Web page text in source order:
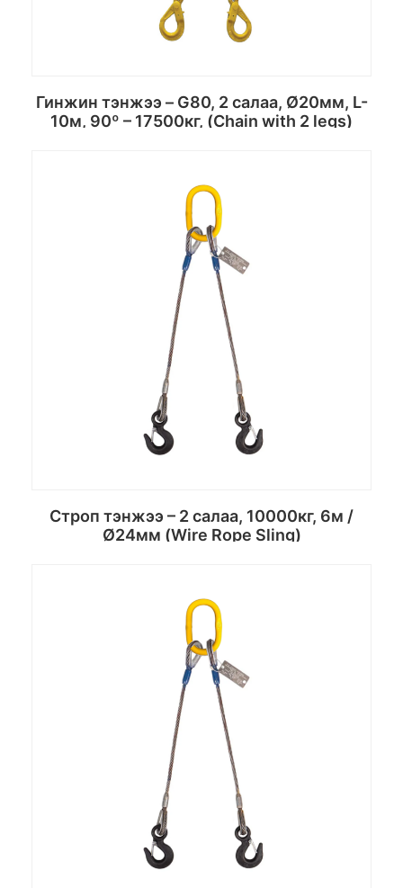
Гинжин тэнжээ – G80, 2 салаа, Ø20мм, L-
10м, 90º – 17500кг, (Chain with 2 legs)
Сагсанд хийх
Строп тэнжээ – 2 салаа, 10000кг, 6м /
Ø24мм (Wire Rope Sling)
Сагсанд хийх